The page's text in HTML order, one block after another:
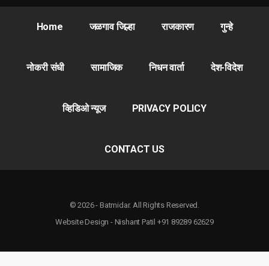
Home जळगाव जिल्हा राजकारण गुन्हे
नोकरी संधी सामाजिक निधन वार्ता देश-विदेश
व्हिडिओ न्यूज PRIVACY POLICY
CONTACT US
© 2026 - Batmidar. All Rights Reserved.
Website Design - Nishant Patil +91 89289 62629